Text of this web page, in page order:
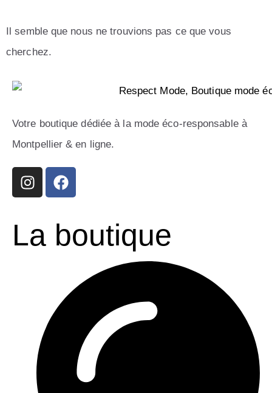
Il semble que nous ne trouvions pas ce que vous
cherchez.
Votre boutique dédiée à la mode éco-responsable à
Montpellier & en ligne.
La boutique